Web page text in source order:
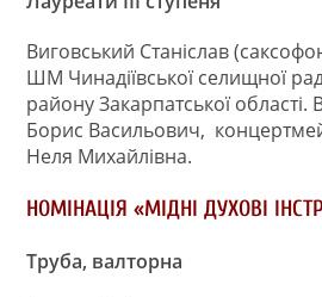
Виговський Станіслав
ШМ Чинадіївської селищної
району Закарпатської області.
Борис Васильович,
Неля Михайлівна.
НОМІНАЦІЯ «МІДНІ ДУХОВІ
Труба, валторна